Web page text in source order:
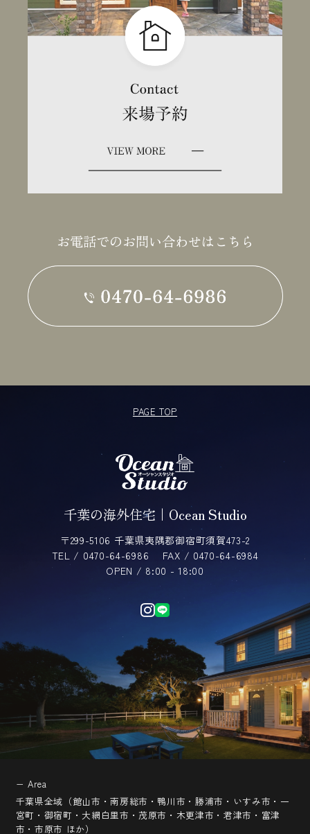
お電話でのお問い合わせはこちら
PAGE TOP
千葉の海外住宅｜Ocean Studio
〒299-5106 千葉県夷隅郡御宿町須賀473-2
TEL / 0470-64-6986
FAX / 0470-64-6984
OPEN / 8:00 - 18:00
− Area
千葉県全域（館山市・南房総市・鴨川市・勝浦市・いすみ市・一
宮町・御宿町・大網白里市・茂原市・木更津市・君津市・富津
市・市原市 ほか）